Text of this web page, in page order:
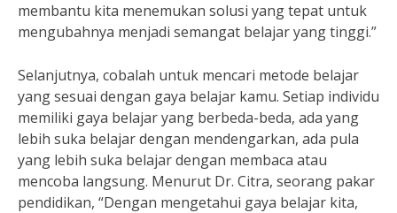
membantu kita menemukan solusi yang tepat untuk
mengubahnya menjadi semangat belajar yang tinggi.”
Selanjutnya, cobalah untuk mencari metode belajar
yang sesuai dengan gaya belajar kamu. Setiap individu
memiliki gaya belajar yang berbeda-beda, ada yang
lebih suka belajar dengan mendengarkan, ada pula
yang lebih suka belajar dengan membaca atau
mencoba langsung. Menurut Dr. Citra, seorang pakar
pendidikan, “Dengan mengetahui gaya belajar kita,